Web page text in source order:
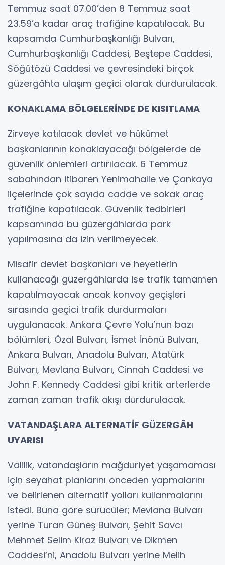
Temmuz saat 07.00’den 8 Temmuz saat
23.59’a kadar araç trafiğine kapatılacak. Bu
kapsamda Cumhurbaşkanlığı Bulvarı,
Cumhurbaşkanlığı Caddesi, Beştepe Caddesi,
Söğütözü Caddesi ve çevresindeki birçok
güzergâhta ulaşım geçici olarak durdurulacak.
KONAKLAMA BÖLGELERİNDE DE KISITLAMA
Zirveye katılacak devlet ve hükümet
başkanlarının konaklayacağı bölgelerde de
güvenlik önlemleri artırılacak. 6 Temmuz
sabahından itibaren Yenimahalle ve Çankaya
ilçelerinde çok sayıda cadde ve sokak araç
trafiğine kapatılacak. Güvenlik tedbirleri
kapsamında bu güzergâhlarda park
yapılmasına da izin verilmeyecek.
Misafir devlet başkanları ve heyetlerin
kullanacağı güzergâhlarda ise trafik tamamen
kapatılmayacak ancak konvoy geçişleri
sırasında geçici trafik durdurmaları
uygulanacak. Ankara Çevre Yolu’nun bazı
bölümleri, Özal Bulvarı, İsmet İnönü Bulvarı,
Ankara Bulvarı, Anadolu Bulvarı, Atatürk
Bulvarı, Mevlana Bulvarı, Cinnah Caddesi ve
John F. Kennedy Caddesi gibi kritik arterlerde
zaman zaman trafik akışı durdurulacak.
VATANDAŞLARA ALTERNATİF GÜZERGÂH
UYARISI
Valilik, vatandaşların mağduriyet yaşamaması
için seyahat planlarını önceden yapmalarını
ve belirlenen alternatif yolları kullanmalarını
istedi. Buna göre sürücüler; Mevlana Bulvarı
yerine Turan Güneş Bulvarı, Şehit Savcı
Mehmet Selim Kiraz Bulvarı ve Dikmen
Caddesi’ni, Anadolu Bulvarı yerine Melih